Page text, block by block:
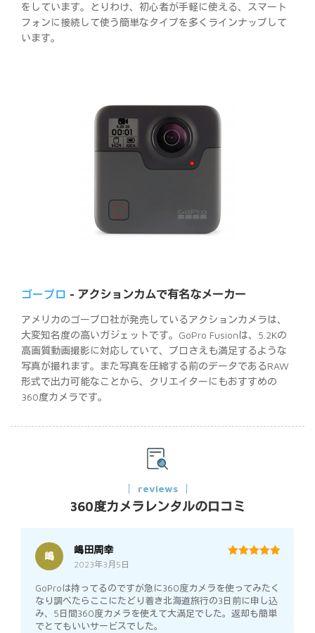
をしています。とりわけ、初心者が手軽に使える、スマート
フォンに接続して使う簡単なタイプを多くラインナップして
います。
ゴープロ - アクションカムで有名なメーカー
アメリカのゴープロ社が発売しているアクションカメラは、
大変知名度の高いガジェットです。GoPro Fusionは、5.2Kの
高画質動画撮影に対応していて、プロさえも満足するような
写真が撮れます。また写真を圧縮する前のデータであるRAW
形式で出力可能なことから、クリエイターにもおすすめの
360度カメラです。
reviews
360度カメラレンタルの口コミ
嶋
嶋田周幸
2023年3月5日
GoProは持ってるのですが急に360度カメラを使ってみたく
なり調べたらここにたどり着き北海道旅行の3日前に申し込
み、5日間360度カメラを使えて大満足でした。返却も簡単
でとてもいいサービスでした。